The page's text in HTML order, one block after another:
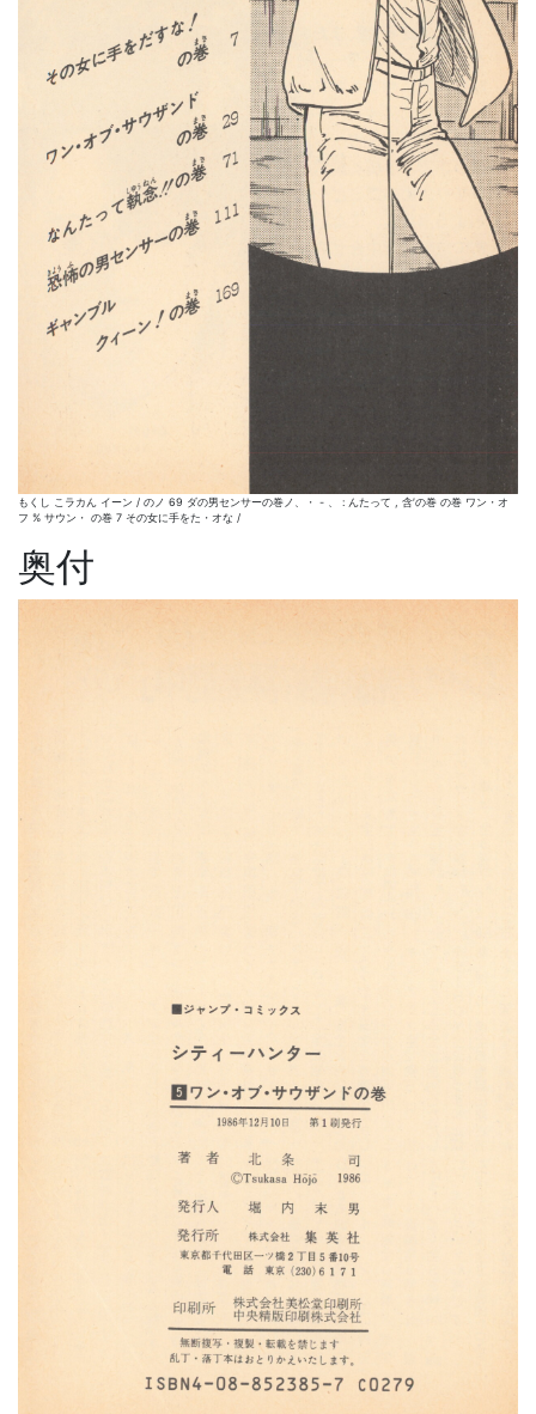
もくし こラカん イーン / のノ 69 ダの男センサーの巻ノ、・ - 、 : んたって , 含′の巻 の巻 ワン・オ
フ % サウン・ の巻 7 その女に手をた・オな /
奥付